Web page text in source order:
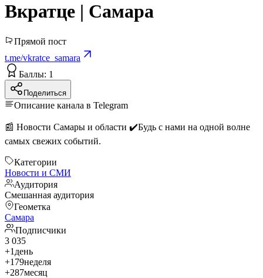
Вкратце | Самара
Прямой пост
t.me/vkratce_samara
Баллы: 1
Поделиться
Описание канала в Telegram
📰 Новости Самары и области ✔️Будь с нами на одной волне
самых свежих событий.
Категории
Новости и СМИ
Аудитория
Смешанная аудитория
Геометка
Самара
Подписчики
3 035
+1 день
+179неделя
+287месяц